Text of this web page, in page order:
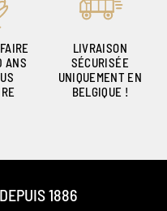
ANS
LIVRAISON
SÉCURISÉE
UNIQUEMENT EN
BELGIQUE !
1886